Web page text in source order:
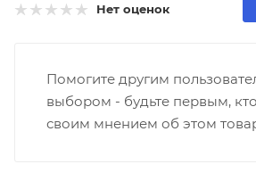
Нет оценок
Помогите другим
выбором - будьте первым,
своим мнением об этом